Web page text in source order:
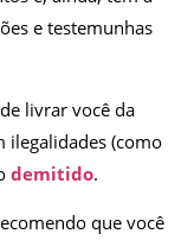
e testemunhas
livrar você da
ilegalidades (como
demitido.
que você